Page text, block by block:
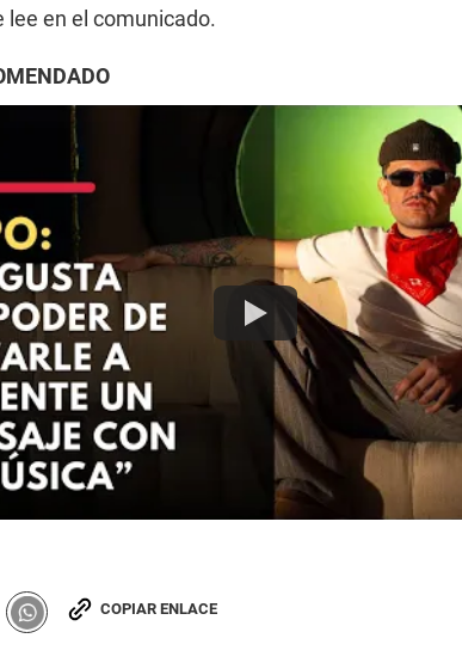
lee en el comunicado.
COPIAR ENLACE